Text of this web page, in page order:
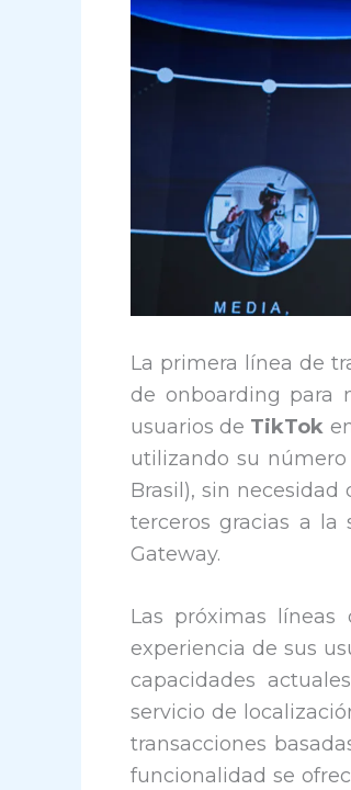
La primera línea de
de onboarding para
usuarios de TikTok
utilizando su
Brasil), sin
terceros gracias a la
Gateway.
Las próximas líneas
experiencia de sus
capacidades
servicio de
transacciones
funcionalidad se